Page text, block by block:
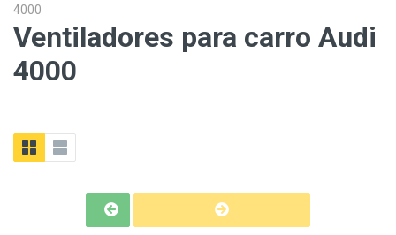
4000
Ventiladores para carro Audi
4000